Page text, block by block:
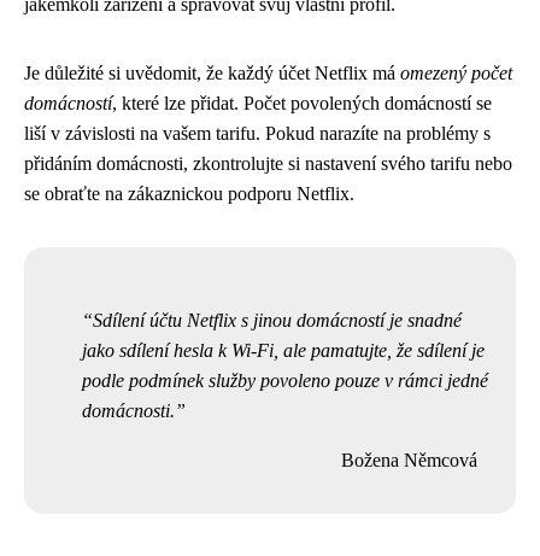
jakémkoli zařízení a spravovat svůj vlastní profil.
Je důležité si uvědomit, že každý účet Netflix má omezený počet
domácností, které lze přidat. Počet povolených domácností se
liší v závislosti na vašem tarifu. Pokud narazíte na problémy s
přidáním domácnosti, zkontrolujte si nastavení svého tarifu nebo
se obraťte na zákaznickou podporu Netflix.
Sdílení účtu Netflix s jinou domácností je snadné
jako sdílení hesla k Wi-Fi, ale pamatujte, že sdílení je
podle podmínek služby povoleno pouze v rámci jedné
domácnosti.
Božena Němcová